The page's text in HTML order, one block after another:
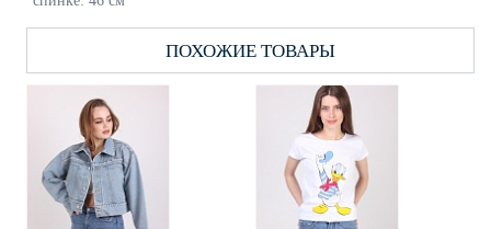
ПОХОЖИЕ ТОВАРЫ